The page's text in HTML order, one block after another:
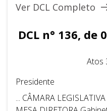
Ver DCL Completo
DCL n° 136, de
Atos
Presidente
... CÂMARA